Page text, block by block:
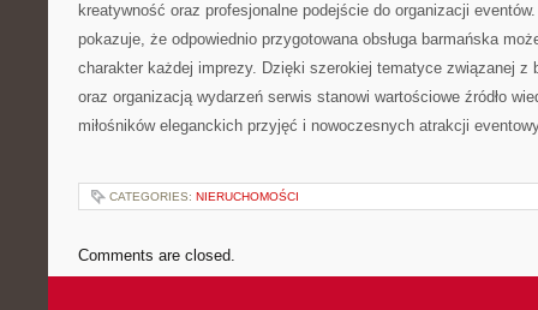
kreatywność oraz profesjonalne podejście do organizacji
pokazuje, że odpowiednio przygotowana obsługa barmańska
charakter każdej imprezy. Dzięki szerokiej tematyce związanej z
oraz organizacją wydarzeń serwis stanowi wartościowe źródło
miłośników eleganckich przyjęć i nowoczesnych atrakcji
CATEGORIES: NIERUCHOMOŚCI
Comments are closed.